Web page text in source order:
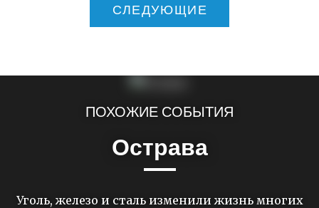
СЛЕДУЮЩИЕ
ПОХОЖИЕ СОБЫТИЯ
Острава
Уголь, железо и сталь изменили жизнь многих